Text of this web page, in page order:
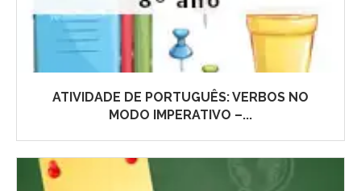
ATIVIDADE DE PORTUGUÊS: VERBOS NO
MODO IMPERATIVO –...